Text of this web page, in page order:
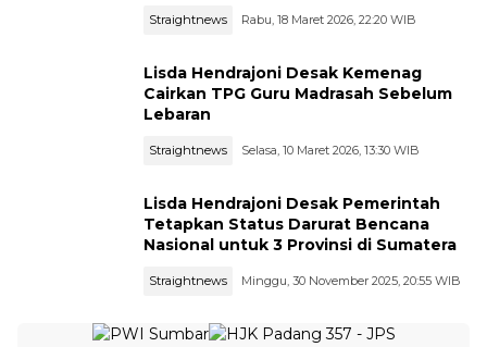
Straightnews Rabu, 18 Maret 2026, 22:20 WIB
Lisda Hendrajoni Desak Kemenag
Cairkan TPG Guru Madrasah Sebelum
Lebaran
Straightnews Selasa, 10 Maret 2026, 13:30 WIB
Lisda Hendrajoni Desak Pemerintah
Tetapkan Status Darurat Bencana
Nasional untuk 3 Provinsi di Sumatera
Straightnews Minggu, 30 November 2025, 20:55 WIB